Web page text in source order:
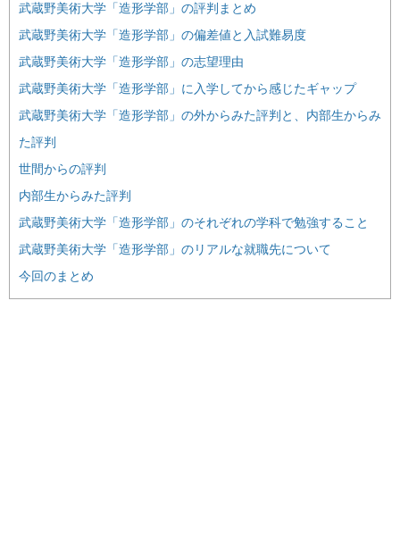
武蔵野美術大学「造形学部」の評判まとめ
武蔵野美術大学「造形学部」の偏差値と入試難易度
武蔵野美術大学「造形学部」の志望理由
武蔵野美術大学「造形学部」に入学してから感じたギャップ
武蔵野美術大学「造形学部」の外からみた評判と、内部生からみ
た評判
世間からの評判
内部生からみた評判
武蔵野美術大学「造形学部」のそれぞれの学科で勉強すること
武蔵野美術大学「造形学部」のリアルな就職先について
今回のまとめ